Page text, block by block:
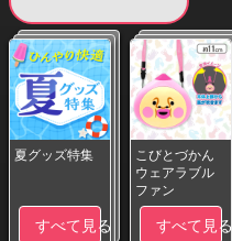
夏グッズ特集
すべて見る
こびとづかん
ウェアラブル
ファン
すべて見る